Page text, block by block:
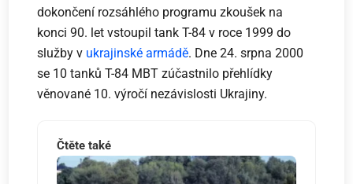
dokončení rozsáhlého programu zkoušek na
konci 90. let vstoupil tank T-84 v roce 1999 do
služby v ukrajinské armádě. Dne 24. srpna 2000
se 10 tanků T-84 MBT zúčastnilo přehlídky
věnované 10. výročí nezávislosti Ukrajiny.
Čtěte také